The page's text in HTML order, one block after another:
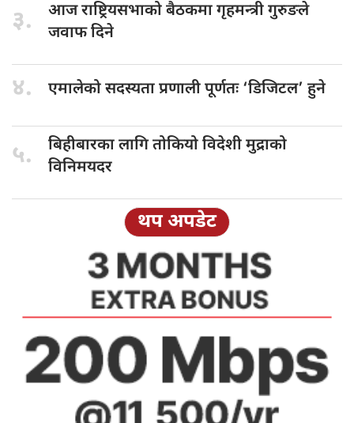
३. आज राष्ट्रियसभाकोबैठकमा गृहमन्त्री गुरुङले
जवाफ दिने
४. एमालेको सदस्यताप्रणाली पूर्णतः ‘डिजिटल’ हुने
५. बिहीबारका लागितोकियो विदेशी मुद्राको
विनिमयदर
थप अपडेट